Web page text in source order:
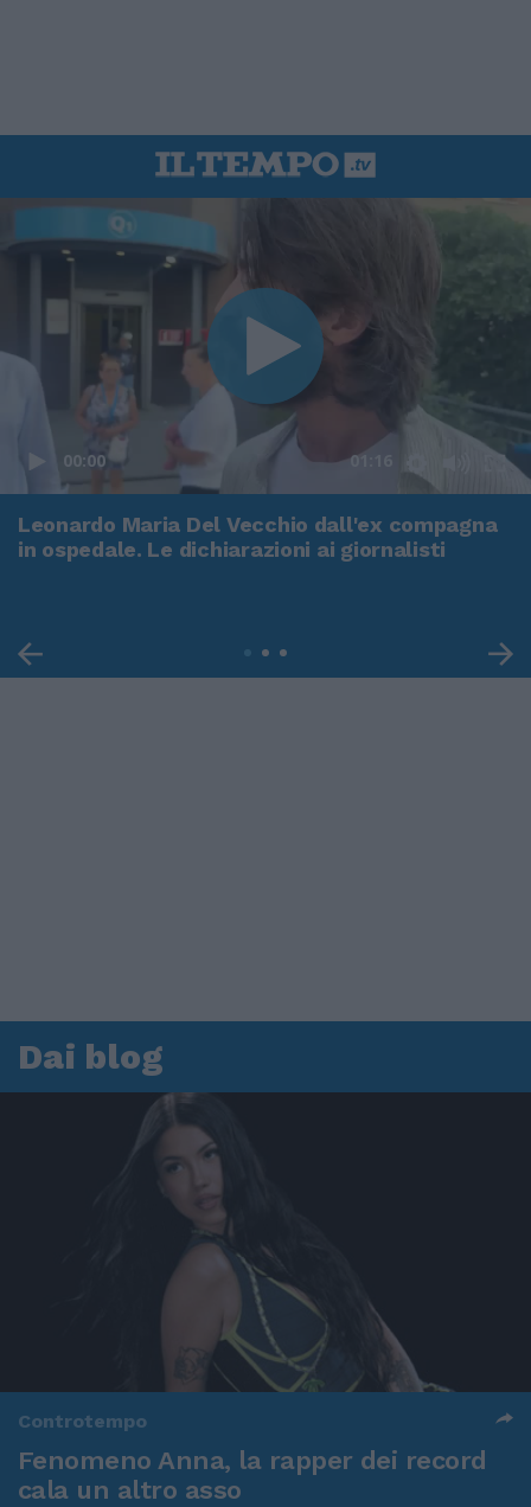
00:00 01:16
Leonardo Maria Del Vecchio dall'ex compagna
in ospedale. Le dichiarazioni ai giornalisti
Dai blog
Controtempo
Fenomeno Anna, la rapper dei record
cala un altro asso